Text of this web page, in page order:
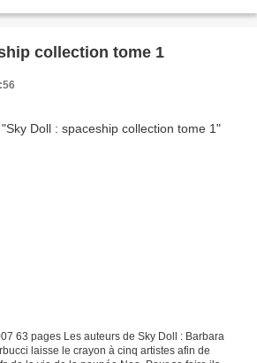
collection tome 1
63 pages Les auteurs de Sky Doll : Barbara
laisse le crayon à cinq artistes afin de